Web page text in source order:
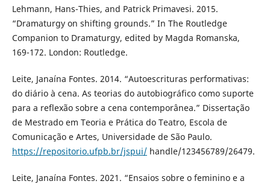
Lehmann, Hans-Thies, and Patrick Primavesi. 2015.
“Dramaturgy on shifting grounds.” In The Routledge
Companion to Dramaturgy, edited by Magda Romanska,
169-172. London: Routledge.
Leite, Janaína Fontes. 2014. “Autoescrituras performativas:
do diário à cena. As teorias do autobiográfico como suporte
para a reflexão sobre a cena contemporânea.” Dissertação
de Mestrado em Teoria e Prática do Teatro, Escola de
Comunicação e Artes, Universidade de São Paulo.
https://repositorio.ufpb.br/jspui/handle/123456789/26479.
Leite, Janaína Fontes. 2021. “Ensaios sobre o feminino e a